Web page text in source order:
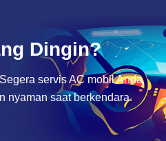
Dingin?
servis AC mobil Anda
nyaman saat berkendara.